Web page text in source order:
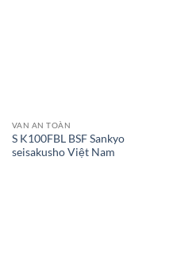
VAN AN TOÀN
S K100FBL BSF Sankyo
seisakusho Việt Nam